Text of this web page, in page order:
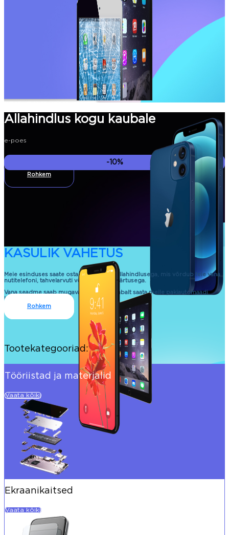
Allahindlus kogu kaubale
e-poes
-10%
Rohkem
KASULIK VAHETUS
Meie esinduses saate osta uue seadme allahindlusega, mis võrdub teie vana
nutitelefoni, tahvelarvuti või sülearvuti väärtusega.
Vana seadme saab mugavalt ja kontaktivabalt saata meile pakiautomaadi
kaudu.
Rohkem
Tootekategooriad:
Tööriistad ja materjalid
Vaata kõiki
Ekraanikaitsed
Vaata kõiki